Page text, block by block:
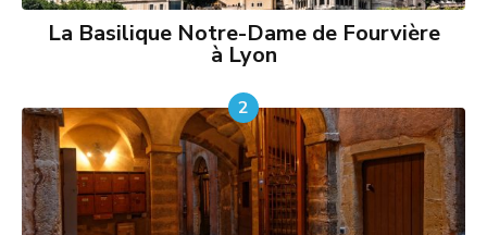
La Basilique Notre-Dame de Fourvière
à Lyon
2